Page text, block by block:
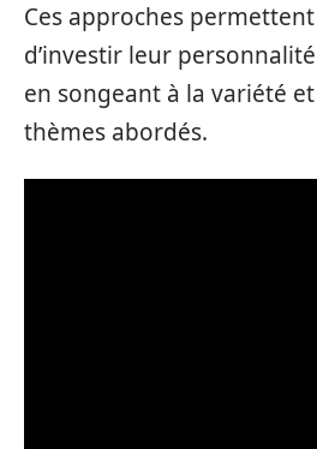
Ces approches
d’investir leur
en songeant à la variété
thèmes abordés.